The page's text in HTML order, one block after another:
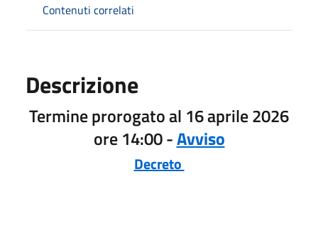
Contenuti correlati
Descrizione
Termine prorogato al 16 aprile 2026
ore 14:00 -Avviso
Decreto